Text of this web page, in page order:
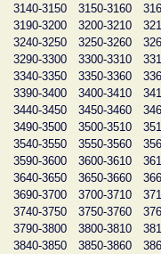
3140-3150
3150-3160
3190-3200
3200-3210
3240-3250
3250-3260
3290-3300
3300-3310
3340-3350
3350-3360
3390-3400
3400-3410
3440-3450
3450-3460
3490-3500
3500-3510
3540-3550
3550-3560
3590-3600
3600-3610
3640-3650
3650-3660
3690-3700
3700-3710
3740-3750
3750-3760
3790-3800
3800-3810
3840-3850
3850-3860